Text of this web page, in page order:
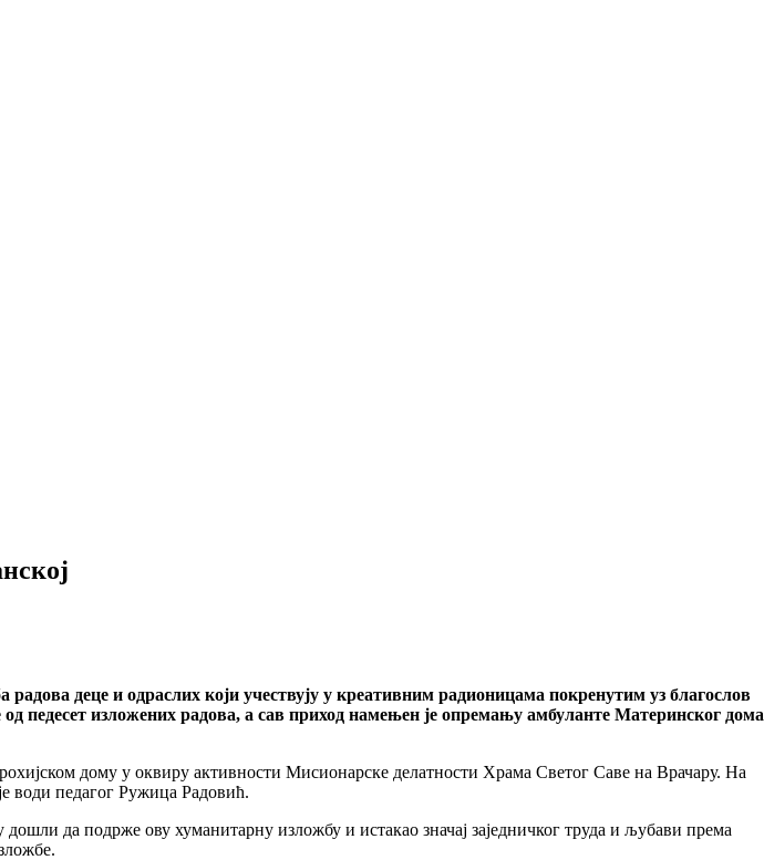
деце и одраслих који учествују у креативним радионицама покренутим уз благослов
педесет изложених радова, а сав приход намењен је опремању амбуланте Материнског дома
дому у оквиру активности Мисионарске делатности Храма Светог Саве на Врачару. На
води педагог Ружица Радовић.
да подрже ову хуманитарну изложбу и истакао значај заједничког труда и љубави према